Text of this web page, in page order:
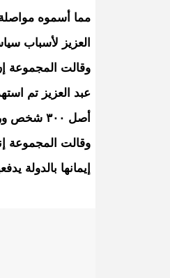
مما أسموه
العزيز لأسباب
وقالت المجموعة
عبد العزيز تم
أصل ٣٠٠ شخص وردت أسمائهم فى تقرير البرلمان الأخير.
وقالت المجموعة
إيمانها بالدولة